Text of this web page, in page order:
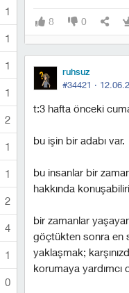
1
1
1
1
2
1
1
2
4
1
0
8 0
ruhsuz
#34421 ·
t:3 hafta önceki
bu işin bir adabı var.
bu insanlar bir
hakkında
bir zamanlar
göçtükten sonra en
yaklaşmak;
korumaya yardımcı